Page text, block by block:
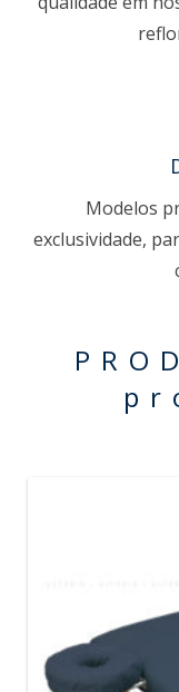
Modelos
exclusividade,